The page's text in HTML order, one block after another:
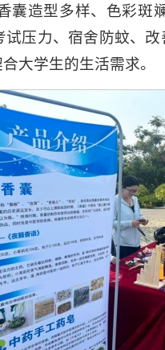
囊造型多样、色彩
压力、宿舍防蚊、
大学生的生活需求。